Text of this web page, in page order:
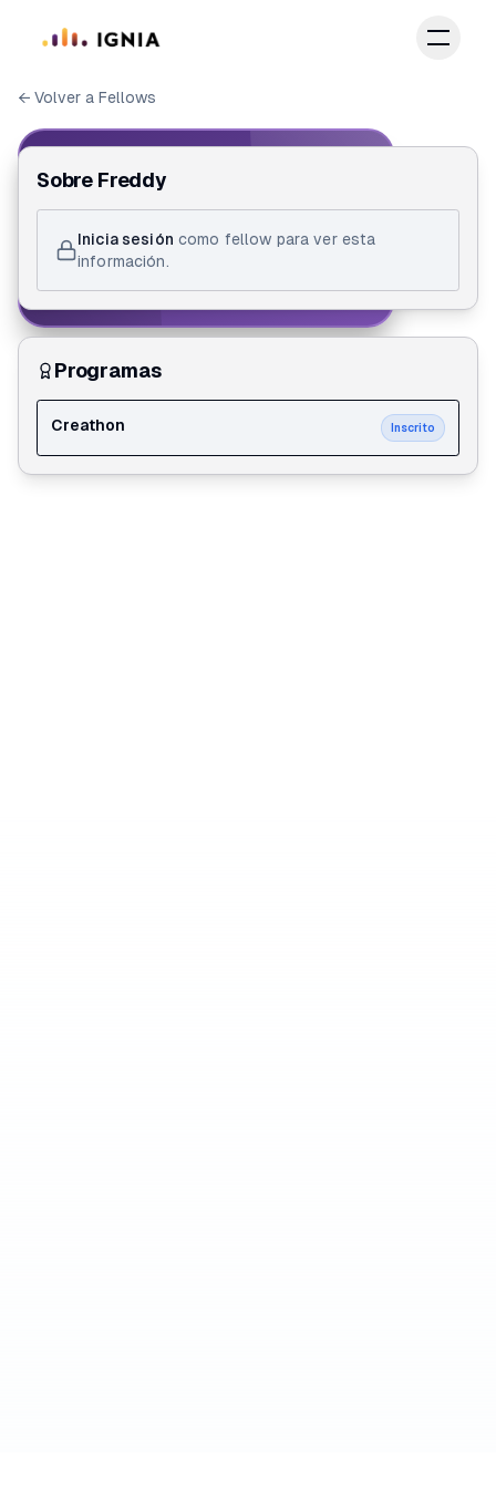
← Volver a Fellows
ID de Fellow
Freddy Johan Bautista Baquero
Sobre Freddy
Inicia sesión como fellow para ver esta
información.
Programas
Creathon Inscrito